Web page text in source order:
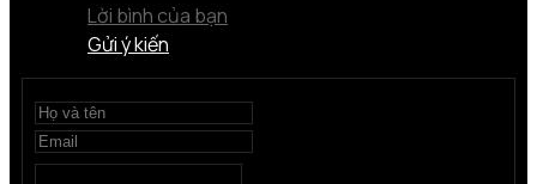
Lời bình của bạn
Gửi ý kiến